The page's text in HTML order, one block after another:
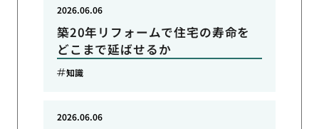
築20年リフォームで住宅の寿命を
どこまで延ばせるか
2026.06.06
知識
2026.06.06